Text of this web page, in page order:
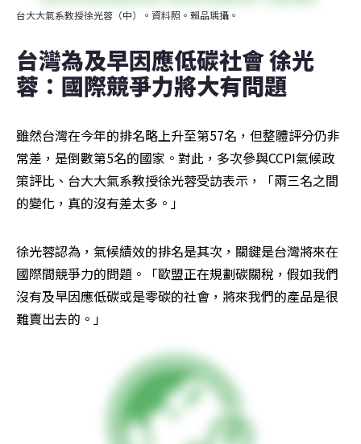
台大大氣系教授徐光蓉（中）。資料照。賴品瑀攝。
台灣為及早因應低碳社會 徐光
蓉：國際競爭力將大有問題
雖然台灣在今年的排名略上升至第57名，但整體評分仍非
常差，是倒數第5名的國家。對此，多次參與CCPI氣候政
策評比、台大大氣系教授徐光蓉受訪表示，「兩三名之間
的變化，真的沒有差太多。」
徐光蓉認為，氣候績效的排名是其次，關鍵是台灣將來在
國際間競爭力的問題。「歐盟正在規劃碳關稅，假如我們
沒有及早因應低碳或是零碳的社會，將來我們的產品是很
難賣出去的。」